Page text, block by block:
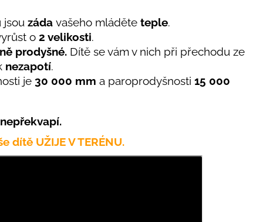
jsou záda vašeho mláděte teple.
o 2 velikosti.
prodyšné. Dítě se vám v nich při přechodu ze
nezapotí.
je 30 000 mm a paroprodyšnosti 15 000
dítě UŽIJE V TERÉNU.
NÁMOŘNICKÉ